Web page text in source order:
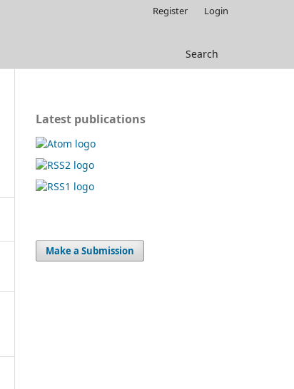
Search
Register Login
Latest publications
Make a Submission